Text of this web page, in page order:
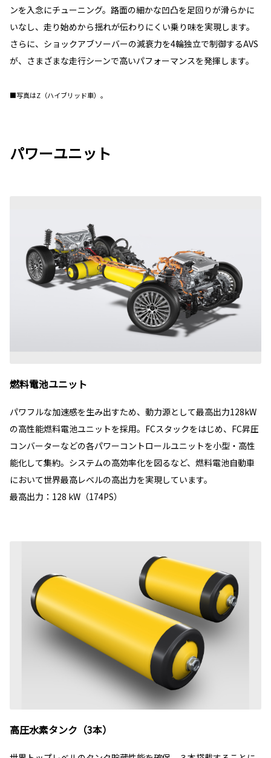
ンを入念にチューニング。路面の細かな凹凸を足回りが滑らかに
いなし、走り始めから揺れが伝わりにくい乗り味を実現します。
さらに、ショックアブソーバーの減衰力を4輪独立で制御するAVS
が、さまざまな走行シーンで高いパフォーマンスを発揮します。
■写真はZ（ハイブリッド車）。
パワーユニット
燃料電池ユニット
パワフルな加速感を生み出すため、動力源として最高出力128kW
の高性能燃料電池ユニットを採用。FCスタックをはじめ、FC昇圧
コンバーターなどの各パワーコントロールユニットを小型・高性
能化して集約。システムの高効率化を図るなど、燃料電池自動車
において世界最高レベルの高出力を実現しています。
最高出力：128 kW（174PS）
高圧水素タンク（3本）